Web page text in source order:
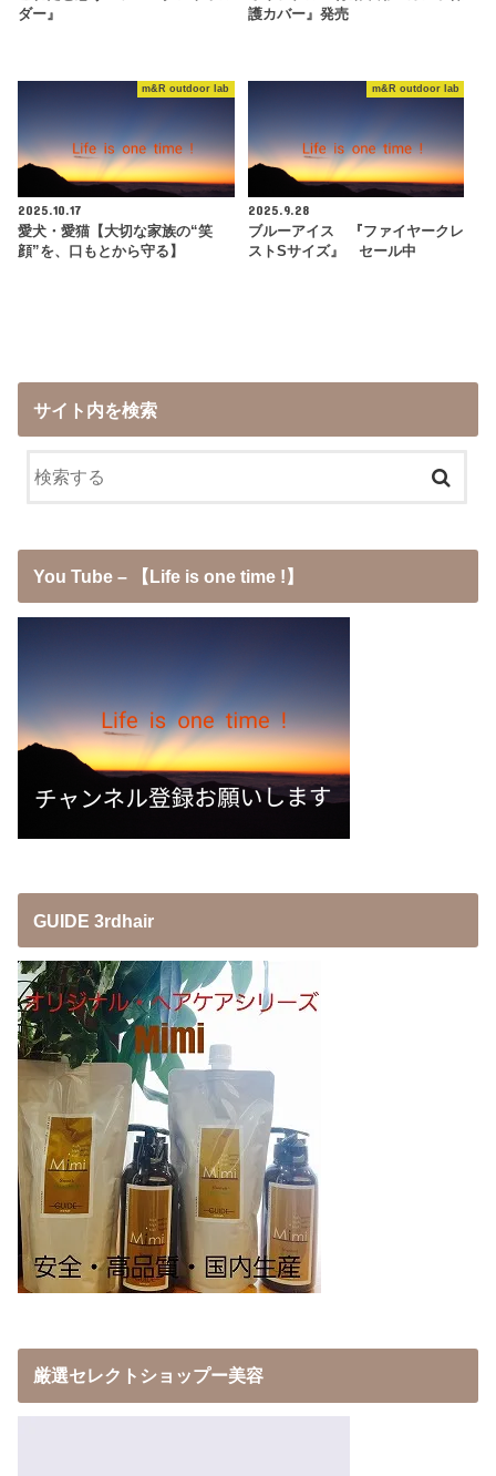
ダー』
護カバー』発売
m&R outdoor lab
2025.10.17
愛犬・愛猫【大切な家族の“笑
顔”を、口もとから守る】
m&R outdoor lab
2025.9.28
ブルーアイス 『ファイヤークレ
ストSサイズ』 セール中
サイト内を検索
You Tube – 【Life is one time !】
GUIDE 3rdhair
厳選セレクトショップー美容